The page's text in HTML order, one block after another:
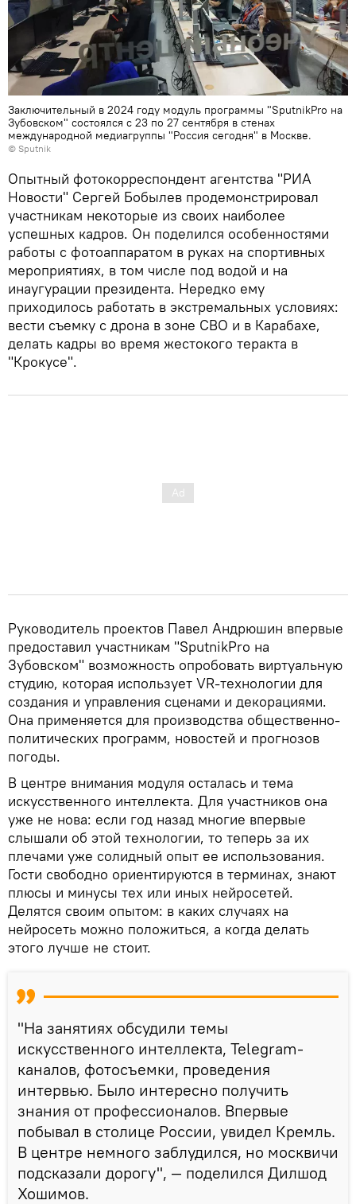
Заключительный в 2024 году модуль программы "SputnikPro на
Зубовском" состоялся с 23 по 27 сентября в стенах
международной медиагруппы "Россия сегодня" в Москве.
© Sputnik
Опытный фотокорреспондент агентства "РИА
Новости" Сергей Бобылев продемонстрировал
участникам некоторые из своих наиболее
успешных кадров. Он поделился особенностями
работы с фотоаппаратом в руках на спортивных
мероприятиях, в том числе под водой и на
инаугурации президента. Нередко ему
приходилось работать в экстремальных условиях:
вести съемку с дрона в зоне СВО и в Карабахе,
делать кадры во время жестокого теракта в
"Крокусе".
Руководитель проектов Павел Андрюшин впервые
предоставил участникам "SputnikPro на
Зубовском" возможность опробовать виртуальную
студию, которая использует VR-технологии для
создания и управления сценами и декорациями.
Она применяется для производства общественно-
политических программ, новостей и прогнозов
погоды.
В центре внимания модуля осталась и тема
искусственного интеллекта. Для участников она
уже не нова: если год назад многие впервые
слышали об этой технологии, то теперь за их
плечами уже солидный опыт ее использования.
Гости свободно ориентируются в терминах, знают
плюсы и минусы тех или иных нейросетей.
Делятся своим опытом: в каких случаях на
нейросеть можно положиться, а когда делать
этого лучше не стоит.
"На занятиях обсудили темы
искусственного интеллекта, Telegram-
каналов, фотосъемки, проведения
интервью. Было интересно получить
знания от профессионалов. Впервые
побывал в столице России, увидел Кремль.
В центре немного заблудился, но москвичи
подсказали дорогу", — поделился Дилшод
Хошимов.